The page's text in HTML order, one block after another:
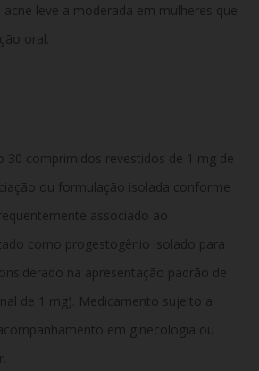
leve a moderada em mulheres que
oral.
30 comprimidos revestidos de 1 mg de
ou formulação isolada conforme
associado ao
como progestogênio isolado para
na apresentação padrão de
de 1 mg). Medicamento sujeito a
em ginecologia ou